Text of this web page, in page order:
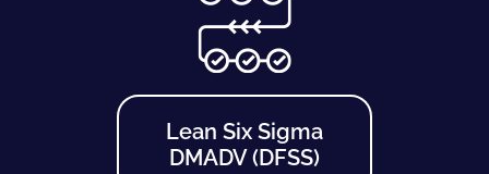
Lean Six Sigma
DMADV (DFSS)